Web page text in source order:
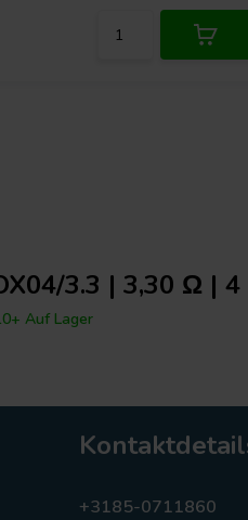
3.3 | 3,30 Ω |
Auf Lager
+3185-0711860